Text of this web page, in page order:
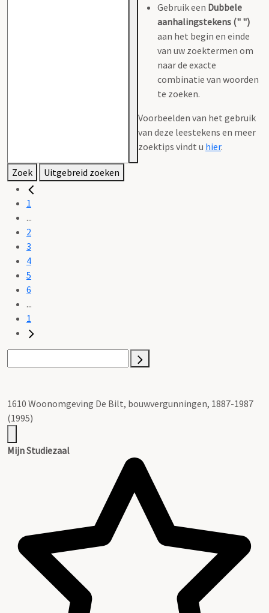
Gebruik een Dubbele
aanhalingstekens (" ")
aan het begin en einde
van uw zoektermen om
naar de exacte
combinatie van woorden
te zoeken.
Voorbeelden van het gebruik
van deze leestekens en meer
zoektips vindt u hier.
Zoek Uitgebreid zoeken
1
...
2
3
4
5
6
...
1
1610 Woonomgeving De Bilt, bouwvergunningen, 1887-1987
(1995)
Mijn Studiezaal